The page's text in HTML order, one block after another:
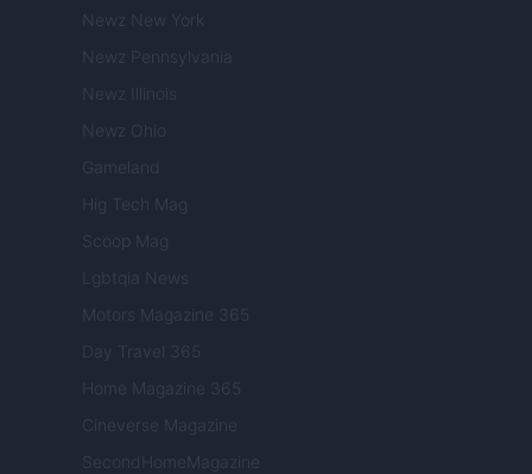
Newz New York
Newz Pennsylvania
Newz Illinois
Newz Ohio
Gameland
Hig Tech Mag
Scoop Mag
Lgbtqia News
Motors Magazine 365
Day Travel 365
Home Magazine 365
Cineverse Magazine
SecondHomeMagazine